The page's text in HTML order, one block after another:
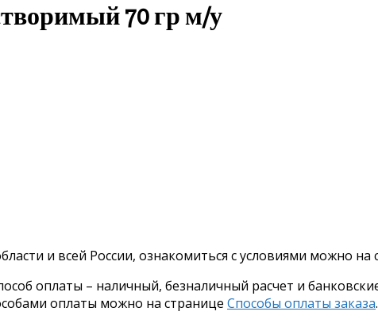
70 гр м/у
и всей России, ознакомиться с условиями можно на
оплаты – наличный, безналичный расчет и
оплаты можно на странице Способы оплаты заказа.